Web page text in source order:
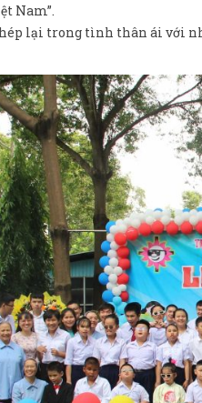
Nam”.
lại trong tình thân ái với